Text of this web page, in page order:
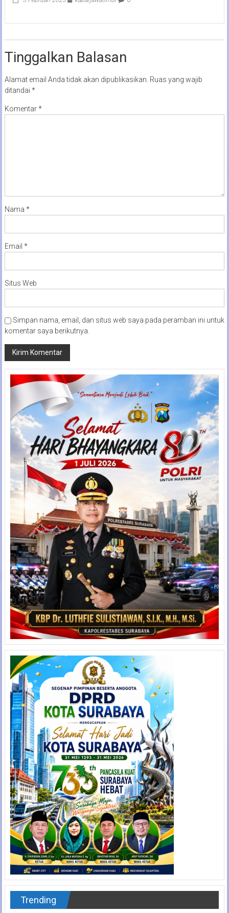
Tinggalkan Balasan
Alamat email Anda tidak akan dipublikasikan. Ruas yang wajib
ditandai *
Komentar*
Nama *
Email *
Situs Web
Simpan nama, email, dan situs web saya pada peramban ini untuk
komentar saya berikutnya.
Trending